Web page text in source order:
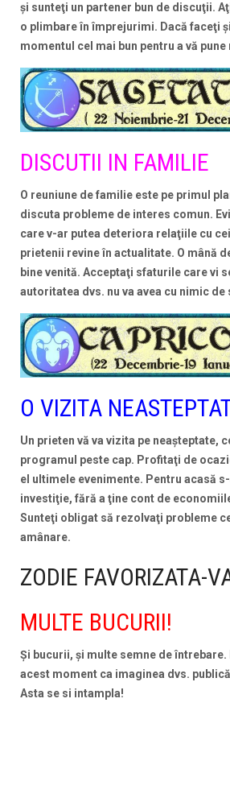
şi sunteţi un partener bun de discuţii.
o plimbare în împrejurimi. Dacă faceţi
momentul cel mai bun pentru a vă
DISCUTII IN FAMILIE
O reuniune de familie este pe primul
discuta probleme de interes comun.
care v-ar putea deteriora relaţiile cu
prietenii revine în actualitate. O mână
bine venită. Acceptaţi sfaturile care vi
autoritatea dvs. nu va avea cu nimic de
O VIZITA
Un prieten vă va vizita pe neaşteptate,
programul peste cap. Profitaţi de
el ultimele evenimente. Pentru acasă
investiţie, fără a ţine cont de
Sunteţi obligat să rezolvaţi probleme
amânare.
ZODIE FAVORIZATA-
MULTE BUCURII!
Şi bucurii, şi multe semne de
acest moment ca imaginea dvs.
Asta se si intampla!